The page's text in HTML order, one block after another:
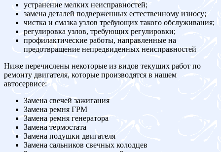
устранение мелких неисправностей;
замена деталей подверженных естественному износу;
чистка и смазка узлов требующих такого обслуживания;
регулировка узлов, требующих регулировки;
профилактические работы, направленные на
предотвращение непредвиденных неисправностей
Ниже перечислены некоторые из видов текущих работ по
ремонту двигателя, которые производятся в нашем
автосервисе:
Замена свечей зажигания
Замена ремня ГРМ
Замена ремня генератора
Замена термостата
Замена подушки двигателя
Замена сальников свечных колодцев